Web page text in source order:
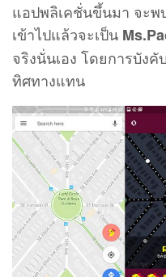
แอปพลิเคชั่นขึ้นมา จะพ
เข้าไปแล้วจะเป็น
จริงนั่นเอง โดยการบัง
ทิศทางแทน